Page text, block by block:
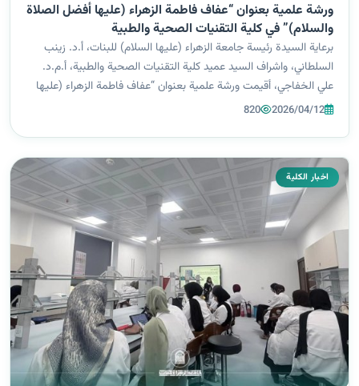
ورشة علمية بعنوان “عفاف فاطمة الزهراء (عليها أفضل الصلاة
والسلام)” في كلية التقنيات الصحية والطبية
برعاية السيدة رئيسة جامعة الزهراء (عليها السلام) للبنات، أ.د. زينب
السلطاني، واشراف السيد عميد كلية التقنيات الصحية والطبية، أ.م.د.
علي الخفاجي، أقيمت ورشة علمية بعنوان “عفاف فاطمة الزهراء (عليها
أفضل الصلاة والسلام)”، قدّمتها م.م. زينب محمد قاسم من قسم
2026/04/12
820
اخبار الكلية